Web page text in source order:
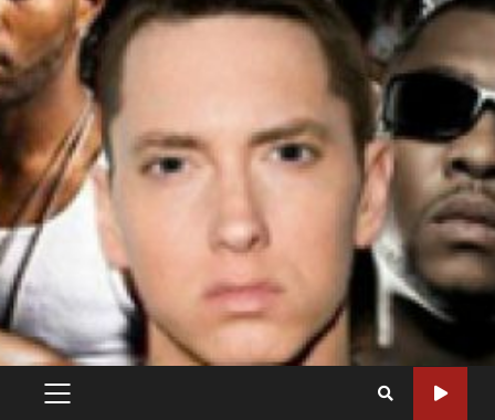
PRIMARY